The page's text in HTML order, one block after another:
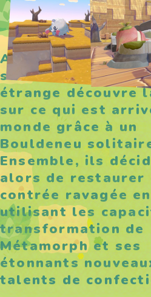
Au sortir d’un long
sommeil, un
étrange découvre
sur ce qui est
monde grâce à un
Bouldeneu
Ensemble, ils
alors de restaurer
contrée ravagée en
utilisant les
transformation de
Métamorph et ses
étonnants
talents de